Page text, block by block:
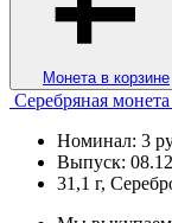
Монета в корзине
Серебряная
Номинал: 3
Выпуск:
31,1 г,